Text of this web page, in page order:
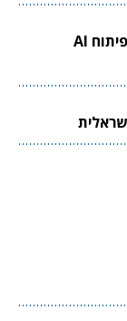
Limitless Labs גייסה 20 מיליון דולר לפיתוח AI